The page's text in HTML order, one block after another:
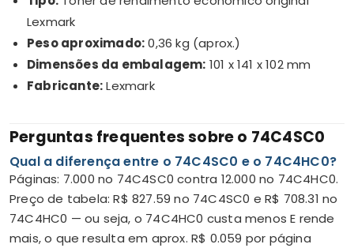
Lexmark
Peso aproximado:0,36 kg (aprox.)
Dimensões da embalagem: 101 x 141 x 102 mm
Fabricante:Lexmark
Perguntas frequentes sobre o 74C4SC0
Qual a diferença entre o 74C4SC0 e o 74C4HC0?
Páginas: 7.000 no 74C4SC0 contra 12.000 no 74C4HC0.
Preço de tabela: R$ 827.59 no 74C4SC0 e R$ 708.31 no
74C4HC0 — ou seja, o 74C4HC0 custa menos E rende
mais, o que resulta em aprox. R$ 0.059 por página